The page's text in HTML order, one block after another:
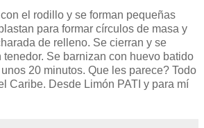
el rodillo y se forman pequeñas
para formar círculos de masa y
de relleno. Se cierran y se
Se barnizan con huevo batido
20 minutos. Que les parece? Todo
Caribe. Desde Limón PATI y para mí